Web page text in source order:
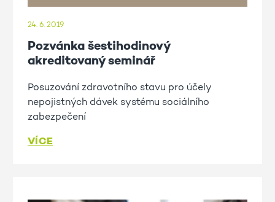
24. 6. 2019
Pozvánka šestihodinový
akreditovaný seminář
Posuzování zdravotního stavu pro účely
nepojistných dávek systému sociálního
zabezpečení
VÍCE